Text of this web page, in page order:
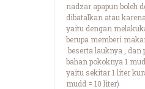
nadzar apapun boleh
dibatalkan atau
yaitu dengan
berupa memberi
.beserta lauknya , dan
bahan pokoknya 1
yaitu sekitar 1 liter
mudd = 10 liter)